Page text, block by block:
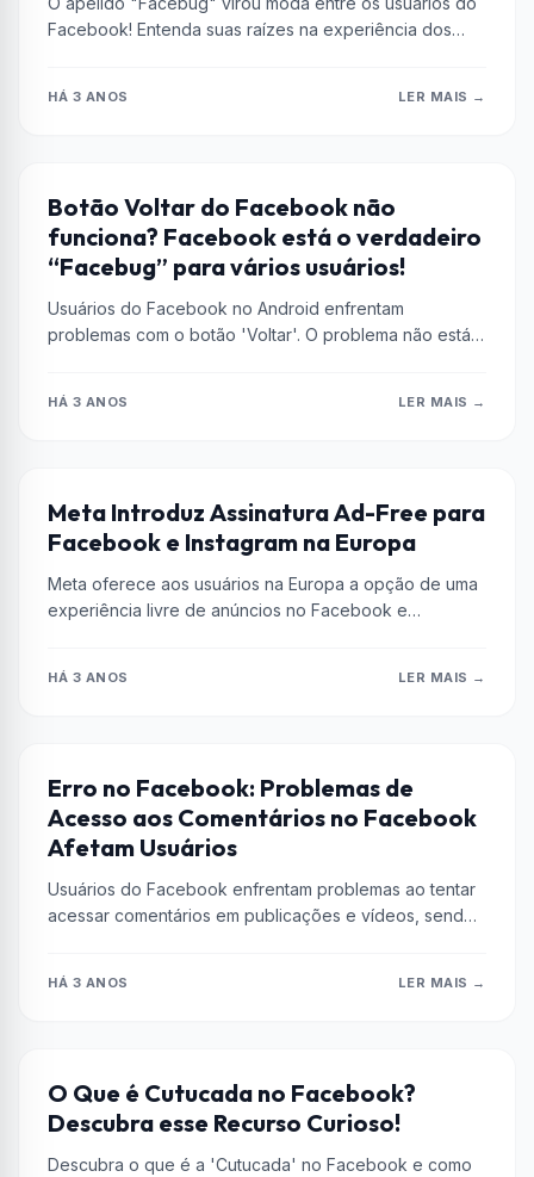
Facebook! Entenda suas raízes na experiência dos
HÁ 3 ANOS LER MAIS →
ANDROID
Botão Voltar do Facebook não
funciona? Facebook está o verdadeiro
“Facebug” para vários usuários!
Usuários do Facebook no Android enfrentam
problemas com o botão 'Voltar'. O problema não está
HÁ 3 ANOS LER MAIS →
FACEBOOK
Meta Introduz Assinatura Ad-Free para
Facebook e Instagram na Europa
Meta oferece aos usuários na Europa a opção de uma
experiência livre de anúncios no Facebook e
HÁ 3 ANOS LER MAIS →
CURIOSIDADES
Erro no Facebook: Problemas de
Acesso aos Comentários no Facebook
Afetam Usuários
Usuários do Facebook enfrentam problemas ao tentar
acessar comentários em publicações e vídeos, sendo
HÁ 3 ANOS LER MAIS →
CURIOSIDADES
O Que é Cutucada no Facebook?
Descubra esse Recurso Curioso!
Descubra o que é a 'Cutucada' no Facebook e como